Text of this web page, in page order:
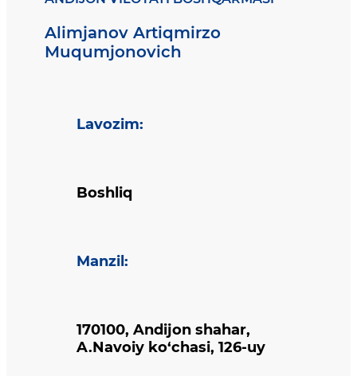
Alimjanov Artiqmirzo
Muqumjonovich
Lavozim:
Boshliq
Manzil :
170100, Andijon shahar,
A.Navoiy ko‘chasi, 126-uy